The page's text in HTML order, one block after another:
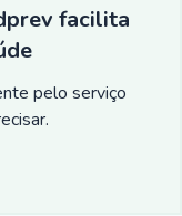
facilita
pelo serviço